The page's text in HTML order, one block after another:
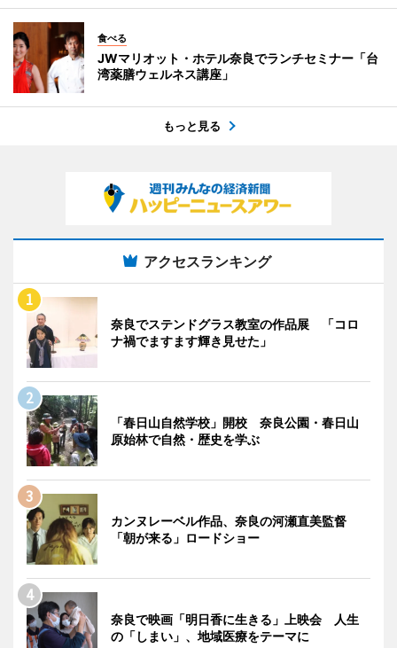
食べる
JWマリオット・ホテル奈良でランチセミナー「台
湾薬膳ウェルネス講座」
もっと見る
アクセスランキング
奈良でステンドグラス教室の作品展 「コロ
ナ禍でますます輝き見せた」
「春日山自然学校」開校 奈良公園・春日山
原始林で自然・歴史を学ぶ
カンヌレーベル作品、奈良の河瀬直美監督
「朝が来る」ロードショー
奈良で映画「明日香に生きる」上映会 人生
の「しまい」、地域医療をテーマに